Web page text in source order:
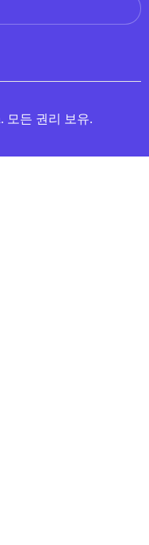
모든 권리 보유.